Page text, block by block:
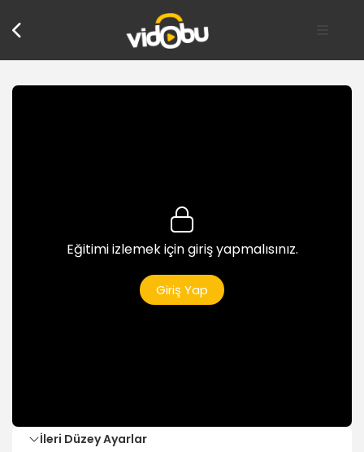
Eğitimi izlemek için giriş yapmalısınız.
Giriş Yap
Uygulama bildirimlerinin ayarlanması
İnternet bağlantısının paylaştırılması
İleri Düzey Ayarlar